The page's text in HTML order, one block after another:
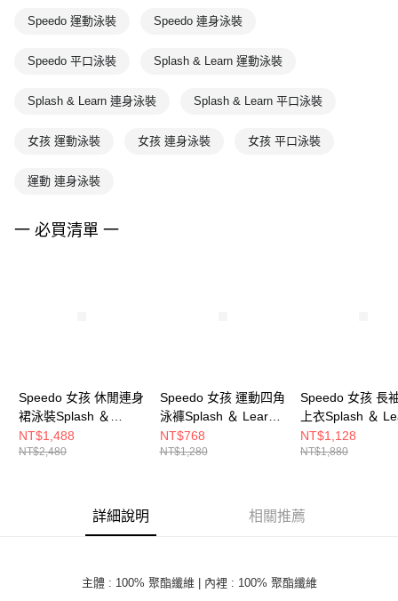
Speedo 運動泳裝 Speedo 連身泳裝
Speedo 平口泳裝 Splash & Learn 運動泳裝
Splash & Learn 連身泳裝 Splash & Learn 平口泳裝
女孩 運動泳裝 女孩 連身泳裝 女孩 平口泳裝
運動 連身泳裝
一 必買清單 一
Speedo 女孩 休閒連身
裙泳裝Splash ＆
Learn 藍/粉
NT$1,488
NT$2,480
Speedo 女孩 運動四角
泳褲Splash ＆ Learn
粉
NT$768
NT$1,280
Speedo 女孩 長
上衣Splash ＆
粉/藍
NT$1,128
NT$1,880
詳細說明 相關推薦
主體 : 100% 聚酯纖維 | 內裡 : 100% 聚酯纖維